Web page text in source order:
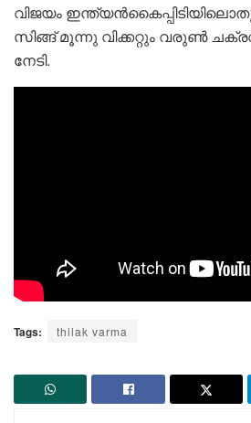
വിജയം
സിങ്ങ് മൂന്നു വിക്കറ്റും വരുണ്‍
നേടി.
Tags: thilak varma